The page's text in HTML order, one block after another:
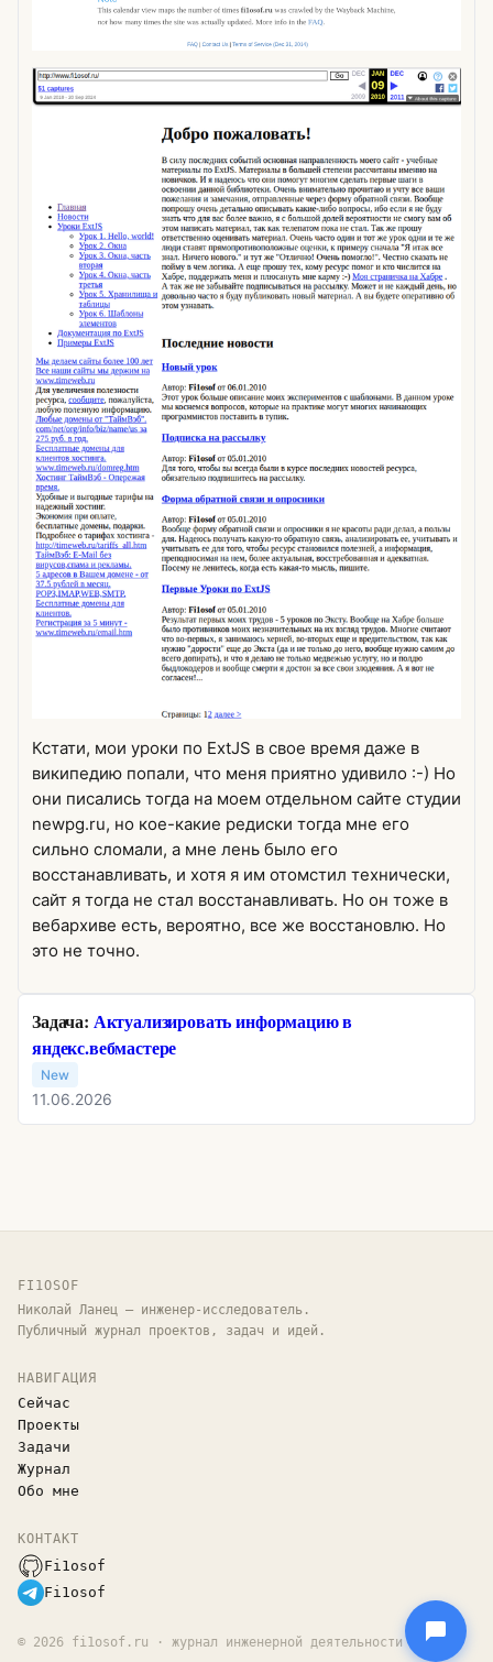
Кстати, мои уроки по ExtJS в свое время даже в
википедию попали, что меня приятно удивило :-) Но
они писались тогда на моем отдельном сайте студии
newpg.ru, но кое-какие редиски тогда мне его
сильно сломали, а мне лень было его
восстанавливать, и хотя я им отомстил технически,
сайт я тогда не стал восстанавливать. Но он тоже в
вебархиве есть, вероятно, все же восстановлю. Но
это не точно.
Задача: Актуализировать информацию в
яндекс.вебмастере
New
11.06.2026
FI1OSOF
Николай Ланец — инженер-исследователь.
Публичный журнал проектов, задач и идей.
НАВИГАЦИЯ
Сейчас
Проекты
Задачи
Журнал
Обо мне
КОНТАКТ
Fi1osof
Fi1osof
© 2026 fi1osof.ru · журнал инженерной деятельности